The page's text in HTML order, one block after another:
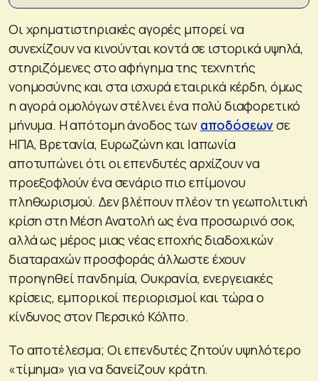
Οι χρηματιστηριακές αγορές μπορεί να
συνεχίζουν να κινούνται κοντά σε ιστορικά υψηλά,
στηριζόμενες στο αφήγημα της τεχνητής
νοημοσύνης και στα ισχυρά εταιρικά κέρδη, όμως
η αγορά ομολόγων στέλνει ένα πολύ διαφορετικό
μήνυμα. Η απότομη άνοδος των αποδόσεωνσε
ΗΠΑ, Βρετανία, Ευρωζώνη και Ιαπωνία
αποτυπώνει ότι οι επενδυτές αρχίζουν να
προεξοφλούν ένα σενάριο πιο επίμονου
πληθωρισμού. Δεν βλέπουν πλέον τη γεωπολιτική
κρίση στη Μέση Ανατολή ως ένα προσωρινό σοκ,
αλλά ως μέρος μιας νέας εποχής διαδοχικών
διαταραχών προσφοράς άλλωστε έχουν
προηγηθεί πανδημία, Ουκρανία, ενεργειακές
κρίσεις, εμπορικοί περιορισμοί και τώρα ο
κίνδυνος στον Περσικό Κόλπο.
Το αποτέλεσμα; Οι επενδυτές ζητούν υψηλότερο
«τίμημα» για να δανείζουν κράτη.